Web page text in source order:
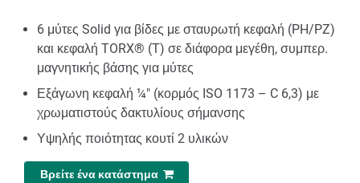
6 μύτες Solid για βίδες με σταυρωτή κεφαλή (PH/PZ)
και κεφαλή TORX® (Τ) σε διάφορα μεγέθη, συμπερ.
μαγνητικής βάσης για μύτες
Εξάγωνη κεφαλή ¼" (κορμός ISO 1173 – C 6,3) με
χρωματιστούς δακτυλίους σήμανσης
Υψηλής ποιότητας κουτί 2 υλικών
Βρείτε ένα κατάστημα